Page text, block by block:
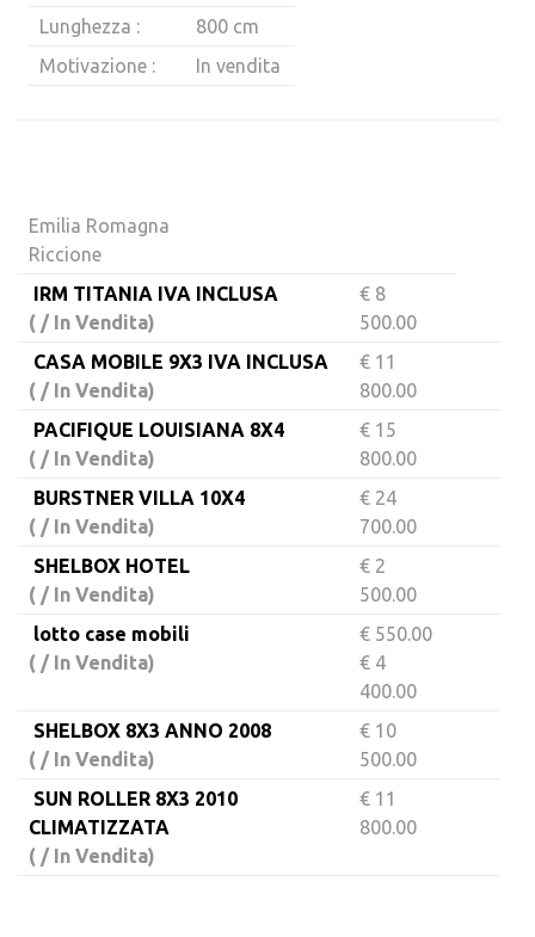
Lunghezza :
800 cm
Motivazione :
In vendita
Emilia Romagna
Riccione
IRM TITANIA IVA INCLUSA
( / In Vendita)
€ 8
500.00
CASA MOBILE 9X3 IVA INCLUSA
( / In Vendita)
€ 11
800.00
PACIFIQUE LOUISIANA 8X4
( / In Vendita)
€ 15
800.00
BURSTNER VILLA 10X4
( / In Vendita)
€ 24
700.00
SHELBOX HOTEL
( / In Vendita)
€ 2
500.00
lotto case mobili
( / In Vendita)
€ 550.00
€ 4
400.00
SHELBOX 8X3 ANNO 2008
( / In Vendita)
€ 10
500.00
SUN ROLLER 8X3 2010
CLIMATIZZATA
( / In Vendita)
€ 11
800.00